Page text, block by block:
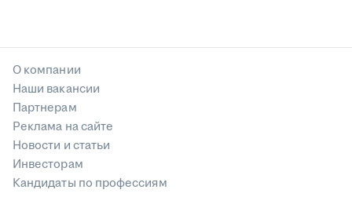
О компании
Наши вакансии
Партнерам
Реклама на сайте
Новости и статьи
Инвесторам
Кандидаты по профессиям